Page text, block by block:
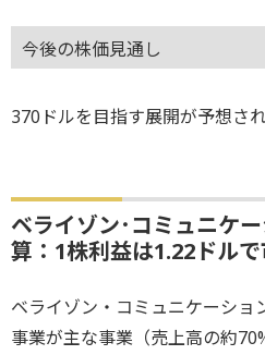
今後の株価見通し
370ドルを目指す展開が予想され
ベライゾン･コミュニケ
算：1株利益は1.22ドル
ベライゾン・コミュニケーショ
事業が主な事業（売上高の約